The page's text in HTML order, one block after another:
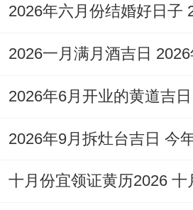
时（上午9点-11点）、申
发,一日之初，巳时代表阳
盈，申时寓意收获与沉淀;
量！
装修工程注意事项需分阶
2026年9月拆灶台吉日 今